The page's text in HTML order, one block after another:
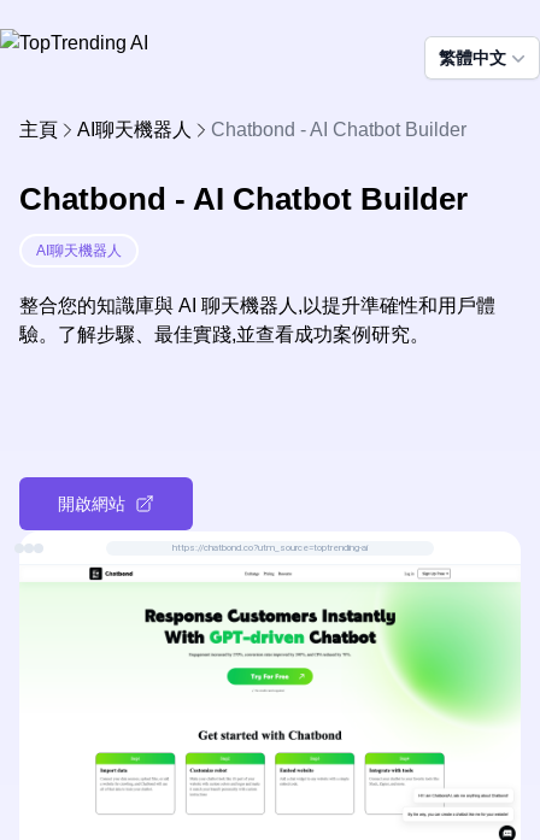
繁體中文
主頁 AI聊天機器人 Chatbond - AI Chatbot Builder
Chatbond - AI Chatbot Builder
AI聊天機器人
整合您的知識庫與 AI 聊天機器人,以提升準確性和用戶體
驗。了解步驟、最佳實踐,並查看成功案例研究。
開啟網站
https://chatbond.co?utm_source=toptrending-ai